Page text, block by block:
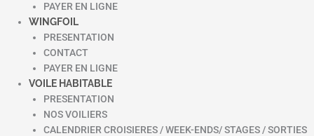
PAYER EN LIGNE
WINGFOIL
PRESENTATION
CONTACT
PAYER EN LIGNE
VOILE HABITABLE
PRESENTATION
NOS VOILIERS
CALENDRIER CROISIERES / WEEK-ENDS/ STAGES / SORTIES